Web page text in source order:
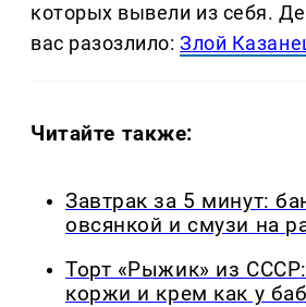
которых вывели из себя.
вас разозлило:Злой
Читайте также:
Завтрак за 5 минут:
овсянкой и смузи на
Торт «Рыжик» из
коржи и крем как у